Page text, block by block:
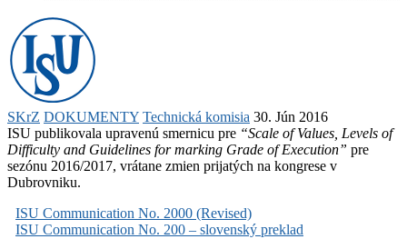
SKrZ DOKUMENTY Technická komisia 30. Jún 2016
ISU publikovala upravenú smernicu pre “Scale of Values, Levels of
Difficulty and Guidelines for marking Grade of Execution” pre
sezónu 2016/2017, vrátane zmien prijatých na kongrese v
Dubrovniku.
ISU Communication No. 2000 (Revised)
ISU Communication No. 200 – slovenský preklad